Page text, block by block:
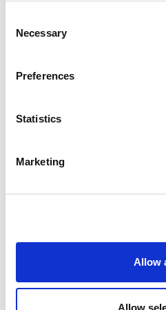
Selection
Necessary
Preferences
Statistics
Marketing
Allow
Allow
Slutrengøring
Alle weekender i perioden
Alle weekender i perioden
Mobilehome 27 m